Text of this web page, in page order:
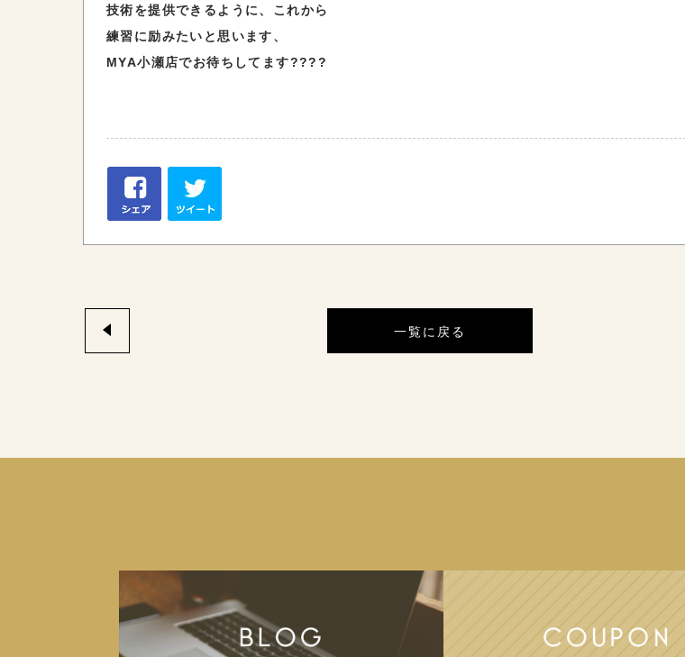
技術を提供できるように、これから
練習に励みたいと思います、
MYA小瀬店でお待ちしてます????
一覧に戻る